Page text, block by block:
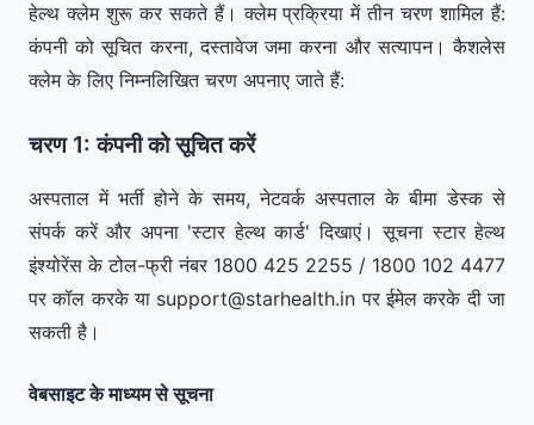
हेल्थ क्लेम शुरू कर सकते हैं। क्लेम प्रक्रिया में तीन चरण शामिल हैं:
कंपनी को सूचित करना, दस्तावेज जमा करना और सत्यापन। कैशलेस
क्लेम के लिए निम्नलिखित चरण अपनाए जाते हैं:
चरण 1: कंपनी को सूचित करें
अस्पताल में भर्ती होने के समय, नेटवर्क अस्पताल के बीमा डेस्क से
संपर्क करें और अपना 'स्टार हेल्थ कार्ड' दिखाएं। सूचना स्टार हेल्थ
इंश्योरेंस के टोल-फ्री नंबर 1800 425 2255 / 1800 102 4477
पर कॉल करके या support@starhealth.in पर ईमेल करके दी जा
सकती है।
वेबसाइट के माध्यम से सूचना